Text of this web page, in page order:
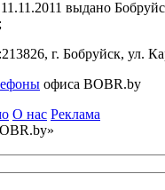
выдано
213826, г. Бобруйск, ул.
офиса BOBR.by
О нас Реклама